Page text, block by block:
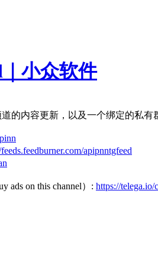
小众软件
的内容更新，以及一个绑定的私有
apipnntgfeed
ads on this channel）: https://telega.io/